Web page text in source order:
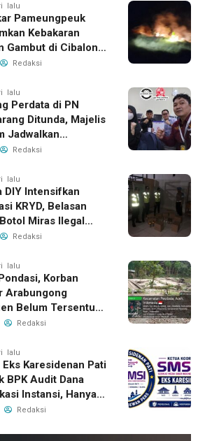
lalu
Pameungpeuk
Kebakaran
Gambut di Cibalong,
Warga
Redaksi
lalu
Perdata di PN
Ditunda, Majelis
Jadwalkan
Ulang BPR
Redaksi
lalu
DIY Intensifkan
KRYD, Belasan
Miras Ilegal
Diamankan
Redaksi
lalu
Korban
Arabungong
Belum Tersentuh
Pascabencana
Redaksi
lalu
Eks Karesidenan Pati
BPK Audit Dana
Instansi, Hanya
Perusahaan Pers
Redaksi